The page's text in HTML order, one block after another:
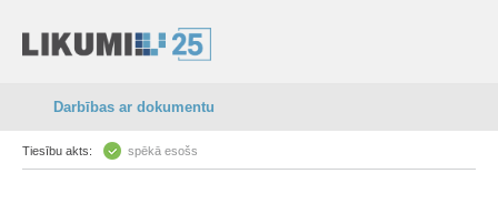
Darbības ar dokumentu
Tiesību akts: spēkā esošs